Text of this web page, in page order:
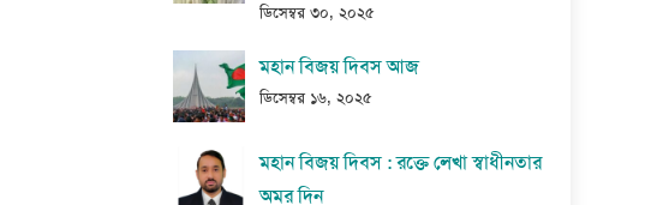
ডিসেম্বর ৩০, ২০২৫
মহান বিজয় দিবস আজ
ডিসেম্বর ১৬, ২০২৫
মহান বিজয় দিবস : রক্তে লেখা স্বাধীনতার
অমর দিন